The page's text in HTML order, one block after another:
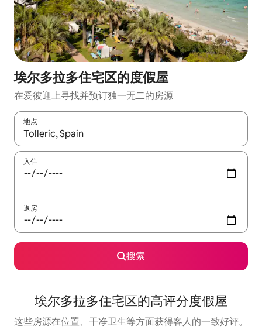
埃尔多拉多住宅区的度假屋
在爱彼迎上寻找并预订独一无二的房源
地点
如有搜索结果，请使用上下方向键查看，或通过点击或滑动手势
入住
退房
搜索
埃尔多拉多住宅区的高评分度假屋
这些房源在位置、干净卫生等方面获得客人的一致好评。